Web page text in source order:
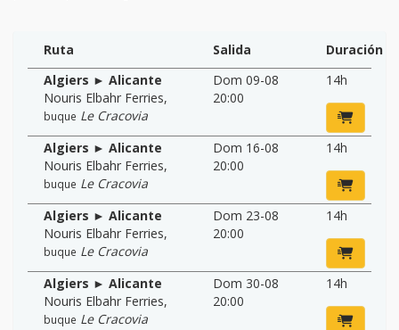
Ruta Salida
Duración
Algiers ► Alicante
Nouris Elbahr Ferries,
buque Le Cracovia
Dom 09-08
20:00
14h
Algiers ► Alicante
Nouris Elbahr Ferries,
buque Le Cracovia
Dom 16-08
20:00
14h
Algiers ► Alicante
Nouris Elbahr Ferries,
buque Le Cracovia
Dom 23-08
20:00
14h
Algiers ► Alicante
Nouris Elbahr Ferries,
buque Le Cracovia
Dom 30-08
20:00
14h